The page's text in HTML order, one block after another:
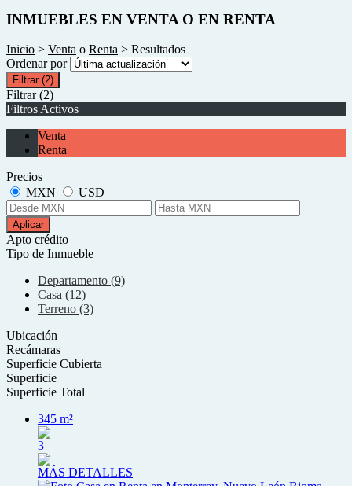
INMUEBLES EN VENTA O EN RENTA
Inicio > Venta o Renta > Resultados
Ordenar por
Filtrar (2)
Filtrar (2)
Filtros Activos
Venta
Renta
Precios
MXN
USD
Aplicar
Apto crédito
Tipo de Inmueble
Departamento (9)
Casa (12)
Terreno (3)
Ubicación
Recámaras
Superficie Cubierta
Superficie
Superficie Total
345 m²
3
MÁS DETALLES